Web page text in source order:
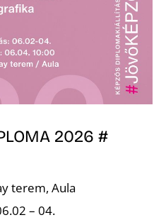
2026 #
terem, Aula
– 04.